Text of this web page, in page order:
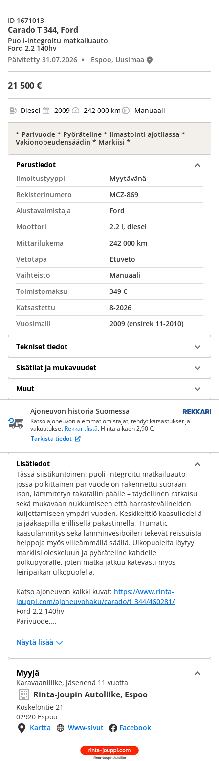
Carado T 344, Ford
21 500 €
Puoli-integroitu matkailuauto
Ford 2,2 140hv
Päivitetty 31.07.2026
Espoo, Uusimaa
ID 1671013
Diesel 2009 242 000 km Manuaali
* Parivuode * Pyöräteline * Ilmastointi ajotilassa *
Vakionopeudensäädin * Markiisi *
Perustiedot
Ilmoitustyyppi
Myytävänä
Rekisterinumero
MCZ-869
Alustavalmistaja
Ford
Moottori
2.2 l, diesel
Mittarilukema
242 000 km
Vetotapa
Etuveto
Vaihteisto
Manuaali
Toimistomaksu
349 €
Katsastettu
8-2026
Vuosimalli
2009 (ensirek 11-2010)
Tekniset tiedot
Sisätilat ja mukavuudet
Muut
Ajoneuvon historia Suomessa
Katso ajoneuvon aiemmat omistajat, tehdyt katsastukset ja
vakuutukset Rekkari.fistä. Hinta alkaen 2,90 €.
Tarkista tiedot
Lisätiedot
Tässä siistikuntoinen, puoli-integroitu matkailuauto,
jossa poikittainen parivuode on rakennettu suoraan
ison, lämmitetyn takatallin päälle – täydellinen ratkaisu
sekä mukavaan nukkumiseen että harrastevälineiden
kuljettamiseen ympäri vuoden. Keskikeittiö kaasuliedellä
ja jääkaapilla erillisellä pakastimella, Trumatic-
kaasulämmitys sekä lämminvesiboileri tekevät reissuista
helppoja myös viileämmällä säällä. Ulkopuolelta löytyy
markiisi oleskeluun ja pyöräteline kahdelle
polkupyörälle, joten matka jatkuu kätevästi myös
leiripaikan ulkopuolella.
Katso ajoneuvon kaikki kuvat: https://www.rinta-
jouppi.com/ajoneuvohaku/carado/t_344/460281/
Ford 2,2 140hv
Parivuode,...
Näytä lisää
Myyjä
Karavaaniliike, Jäsenenä 11 vuotta
Rinta-Joupin Autoliike, Espoo
Koskelontie 21
02920 Espoo
Kartta
Www-sivut Facebook